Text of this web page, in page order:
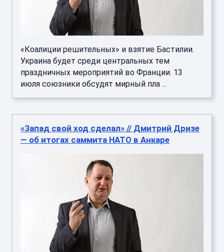
«Коалиции решительных» и взятие Бастилии.
Украина будет среди центральных тем
праздничных мероприятий во Франции. 13
июля союзники обсудят мирный пла ...
«Запад свой ход сделал» // Дмитрий Дризе
— об итогах саммита НАТО в Анкаре